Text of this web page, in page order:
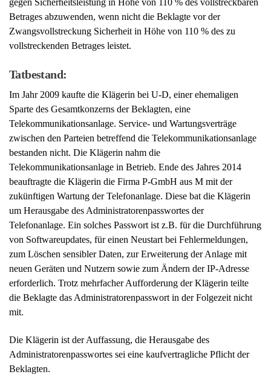
Betrages abzuwenden, wenn nicht die Beklagte vor der
Zwangsvollstreckung Sicherheit in Höhe von 110 % des zu
vollstreckenden Betrages leistet.
Sparte des Gesamtkonzerns der Beklagten, eine
Telekommunikationsanlage. Service- und Wartungsverträge
zwischen den Parteien betreffend die Telekommunikationsanlage
bestanden nicht. Die Klägerin nahm die
Telekommunikationsanlage in Betrieb. Ende des Jahres 2014
beauftragte die Klägerin die Firma P-GmbH aus M mit der
zukünftigen Wartung der Telefonanlage. Diese bat die Klägerin
um Herausgabe des Administratorenpasswortes der
Telefonanlage. Ein solches Passwort ist z.B. für die Durchführung
von Softwareupdates, für einen Neustart bei Fehlermeldungen,
zum Löschen sensibler Daten, zur Erweiterung der Anlage mit
neuen Geräten und Nutzern sowie zum Ändern der IP-Adresse
erforderlich. Trotz mehrfacher Aufforderung der Klägerin teilte
die Beklagte das Administratorenpasswort in der Folgezeit nicht
mit.
Administratorenpasswortes sei eine kaufvertragliche Pflicht der
Beklagten.